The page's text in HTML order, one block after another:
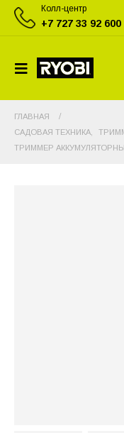
Колл-центр
+7 727 33 92 600
ГЛАВНАЯ
САДОВАЯ ТЕХНИКА
ТРИММЕР АККУМУЛЯТОРНЫЙ